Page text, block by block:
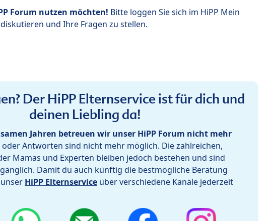
Forum nutzen möchten! Bitte loggen Sie sich im HiPP Mein
und Ihre Fragen zu stellen.
Der HiPP Elternservice ist für dich und
deinen Liebling da!
Jahren betreuen wir unser HiPP Forum nicht mehr
oder Antworten sind nicht mehr möglich. Die zahlreichen,
Mamas und Experten bleiben jedoch bestehen und sind
Damit du auch künftig die bestmögliche Beratung
HiPP Elternservice über verschiedene Kanäle jederzeit